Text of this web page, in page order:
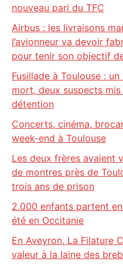
nouveau pari du TFC
Airbus : les livraisons
l’avionneur va devoir
pour tenir son objectif
Fusillade à Toulouse :
mort, deux suspects
détention
Concerts, cinéma,
week-end à Toulouse
Les deux frères avaient
de montres près de
trois ans de prison
2.000 enfants partent
été en Occitanie
En Aveyron, La Filature
valeur à la laine des